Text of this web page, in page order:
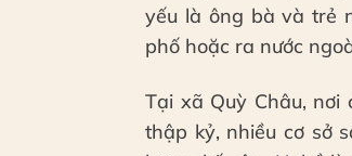
yếu là ông bà và trẻ
phố hoặc ra nước
Tại xã Quỳ Châu,
thập kỷ, nhiều cơ sở